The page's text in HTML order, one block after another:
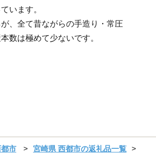
います。
、全て昔ながらの手造り・常圧
数は極めて少ないです。
市
宮崎県 西都市の返礼品一覧